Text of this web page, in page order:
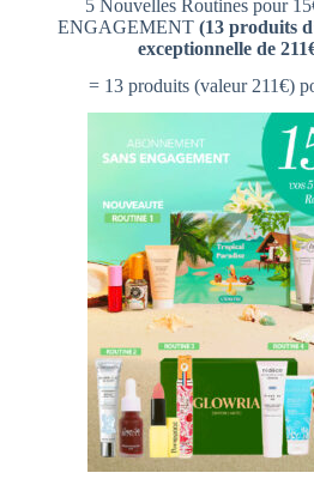
5 Nouvelles Routines pour
ENGAGEMENT (13 produits
exceptionnelle de
= 13 produits (valeur 211€)